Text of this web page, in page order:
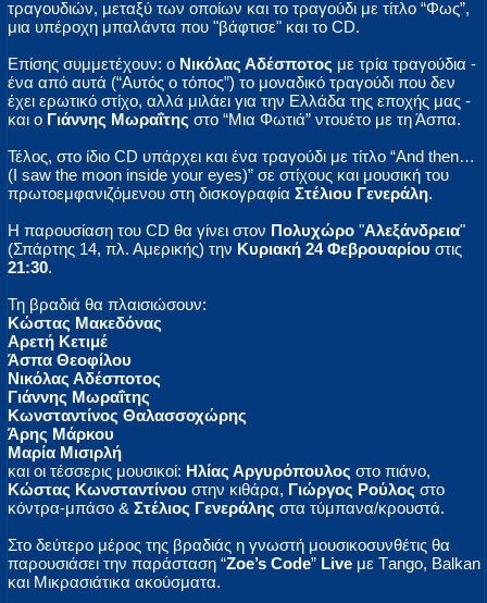
τραγουδιών, μεταξύ των οποίων και το τραγούδι με τίτλο “Φως”,
μια υπέροχη μπαλάντα που "βάφτισε" και το CD.
Επίσης συμμετέχουν: ο Νικόλας Αδέσποτος με τρία τραγούδια -
ένα από αυτά (“Αυτός ο τόπος”) το μοναδικό τραγούδι που δεν
έχει ερωτικό στίχο, αλλά μιλάει για την Ελλάδα της εποχής μας -
και ο Γιάννης Μωραΐτης στο “Μια Φωτιά” ντουέτο με τη Άσπα.
Τέλος, στο ίδιο CD υπάρχει και ένα τραγούδι με τίτλο “And then…
(I saw the moon inside your eyes)” σε στίχους και μουσική του
πρωτοεμφανιζόμενου στη δισκογραφία Στέλιου Γενεράλη.
Η παρουσίαση του CD θα γίνει στον Πολυχώρο "Αλεξάνδρεια"
(Σπάρτης 14, πλ. Αμερικής) την Κυριακή 24 Φεβρουαρίου στις
21:30.
Τη βραδιά θα πλαισιώσουν:
Κώστας Μακεδόνας
Αρετή Κετιμέ
Άσπα Θεοφίλου
Νικόλας Αδέσποτος
Γιάννης Μωραΐτης
Κωνσταντίνος Θαλασσοχώρης
Άρης Μάρκου
Μαρία Μισιρλή
και οι τέσσερις μουσικοί: Ηλίας Αργυρόπουλος στο πιάνο,
Κώστας Κωνσταντίνου στην κιθάρα, Γιώργος Ρούλος στο
κόντρα-μπάσο & Στέλιος Γενεράλης στα τύμπανα/κρουστά.
Στο δεύτερο μέρος της βραδιάς η γνωστή μουσικοσυνθέτις θα
παρουσιάσει την παράσταση “Zoe’s Code” Live με Τango, Balkan
και Μικρασιάτικα ακούσματα.